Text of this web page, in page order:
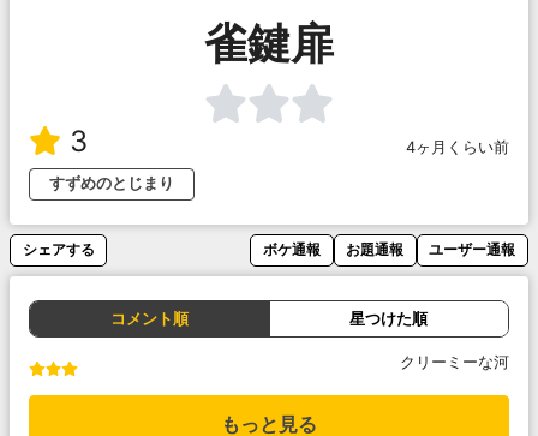
雀鍵扉
3
4ヶ月くらい前
すずめのとじまり
シェアする ボケ通報 お題通報 ユーザー通報
コメント順 星つけた順
クリーミーな河
もっと見る